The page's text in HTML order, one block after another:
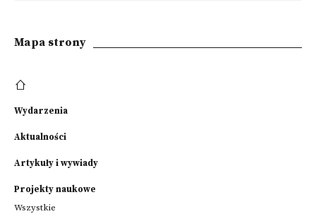
Mapa strony
Wydarzenia
Aktualności
Artykuły i wywiady
Projekty naukowe
Wszystkie